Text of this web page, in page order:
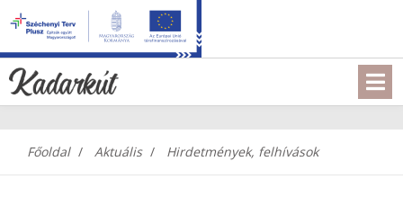
Főoldal Aktuális Hirdetmények, felhívások